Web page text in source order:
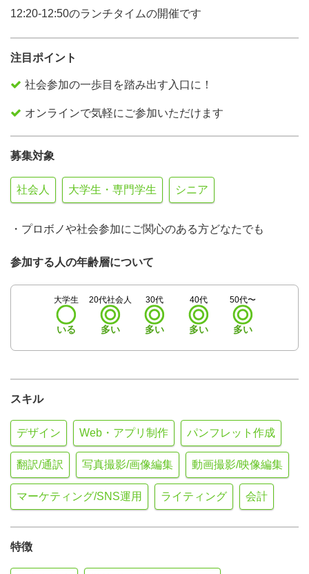
12:20-12:50のランチタイムの開催です
注目ポイント
社会参加の一歩目を踏み出す入口に！
オンラインで気軽にご参加いただけます
募集対象
社会人 大学生・専門学生 シニア
・プロボノや社会参加にご関心のある方どなたでも
参加する人の年齢層について
大学生
いる
20代社会人
多い
30代
多い
40代
多い
50代〜
多い
スキル
デザイン Web・アプリ制作 パンフレット作成
翻訳/通訳 写真撮影/画像編集 動画撮影/映像編集
マーケティング/SNS運用 ライティング 会計
特徴